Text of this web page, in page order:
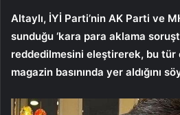
Altaylı, İYİ Parti’nin AK Parti ve
sunduğu ‘kara para aklama
reddedilmesini eleştirerek, bu tür
magazin basınında yer aldığını